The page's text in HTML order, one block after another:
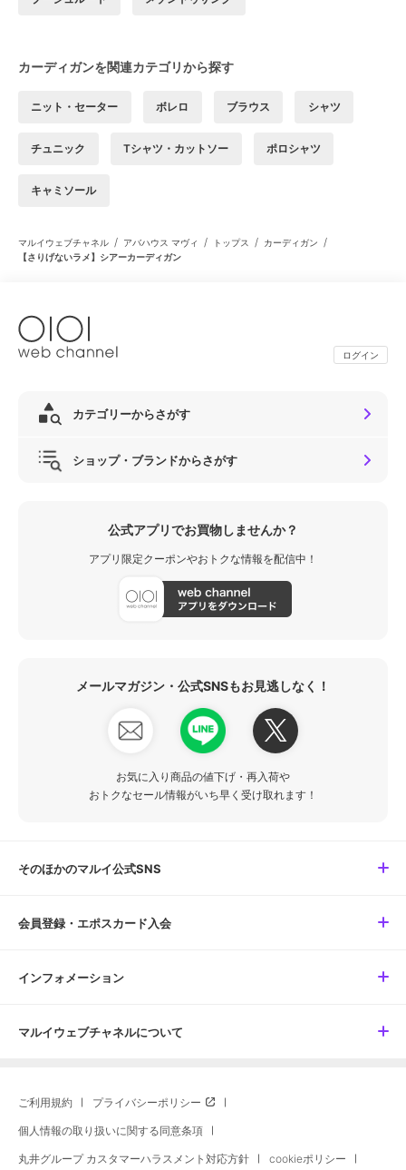
カーディガンを関連カテゴリから探す
ニット・セーター ボレロ ブラウス シャツ
チュニック Tシャツ・カットソー ポロシャツ
キャミソール
マルイウェブチャネル / アバハウス マヴィ / トップス / カーディガン /
【さりげないラメ】シアーカーディガン
ログイン
カテゴリーからさがす
ショップ・ブランドからさがす
公式アプリでお買物しませんか？
アプリ限定クーポンやおトクな情報を配信中！
メールマガジン・公式SNSもお見逃しなく！
お気に入り商品の値下げ・再入荷や
おトクなセール情報がいち早く受け取れます！
そのほかのマルイ公式SNS
会員登録・エポスカード入会
インフォメーション
マルイウェブチャネルについて
ご利用規約 プライバシーポリシー
個人情報の取り扱いに関する同意条項
丸井グループ カスタマーハラスメント対応方針 cookieポリシー